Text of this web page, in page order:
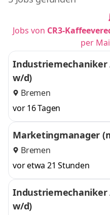
Jobs von CR3-
per
Industriemechaniker
w/d)
Bremen
vor 16 Tagen
Marketingmanager
Bremen
vor etwa 21 Stunden
Industriemechaniker
w/d)